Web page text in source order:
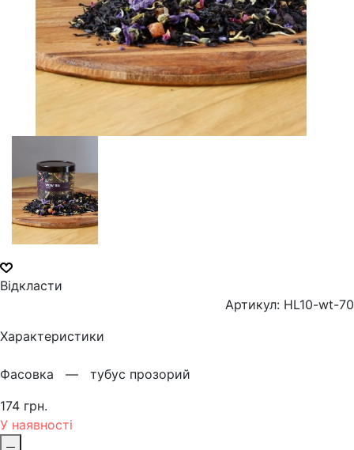
Відкласти
Артикул: HL10-wt-70
Характеристики
Фасовка — тубус прозорий
174 грн.
У наявності